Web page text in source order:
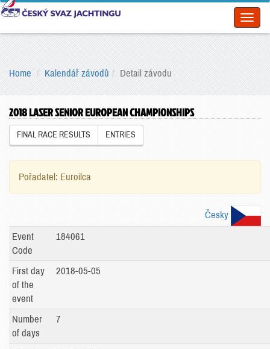
Home Kalendář závodů Detail závodu
2018 LASER SENIOR EUROPEAN CHAMPIONSHIPS
FINAL RACE RESULTS ENTRIES
Pořadatel: Euroilca
Česky
Event
Code
184061
First day
of the
event
2018-05-05
Number
of days
7